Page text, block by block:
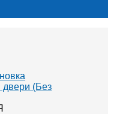
двери (Без